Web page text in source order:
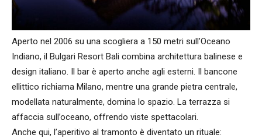
Aperto nel 2006 su una scogliera a 150 metri sull’Oceano
Indiano, il Bulgari Resort Bali combina architettura balinese e
design italiano. Il bar è aperto anche agli esterni. Il bancone
ellittico richiama Milano, mentre una grande pietra centrale,
modellata naturalmente, domina lo spazio. La terrazza si
affaccia sull’oceano, offrendo viste spettacolari.
Anche qui, l’aperitivo al tramonto è diventato un rituale: